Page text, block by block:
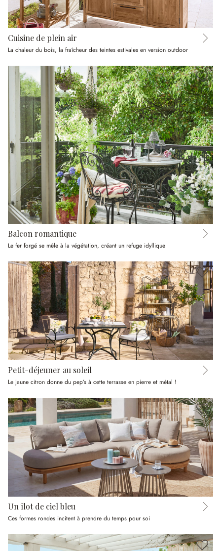
Cuisine de plein air
La chaleur du bois, la fraîcheur des teintes estivales en version outdoor
Balcon romantique
Le fer forgé se mêle à la végétation, créant un refuge idyllique
Petit-déjeuner au soleil
Le jaune citron donne du pep’s à cette terrasse en pierre et métal !
Un îlot de ciel bleu
Ces formes rondes incitent à prendre du temps pour soi